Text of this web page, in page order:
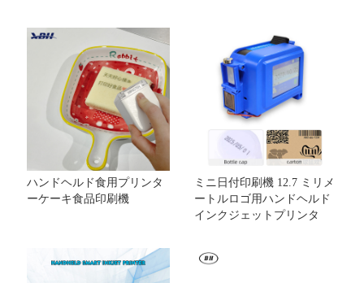
ハンドヘルド食用プリンタ
ーケーキ食品印刷機
ミニ日付印刷機 12.7 ミリメ
ートルロゴ用ハンドヘルド
インクジェットプリンタ